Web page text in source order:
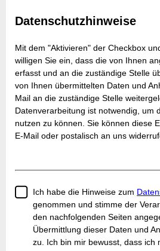
Datenschutzhinweise
Mit dem "Aktivieren" der Checkbox
willigen Sie ein, dass die von Ihnen
erfasst und an die zuständige Stelle
von Ihnen übermittelten Daten und
Mail an die zuständige Stelle
Datenverarbeitung ist notwendig, um
nutzen zu können. Sie können diese
E-Mail oder postalisch an uns
Ich habe die Hinweise zum
genommen und stimme der
den nachfolgenden Seiten
Übermittlung dieser Daten und
zu. Ich bin mir bewusst, dass ich